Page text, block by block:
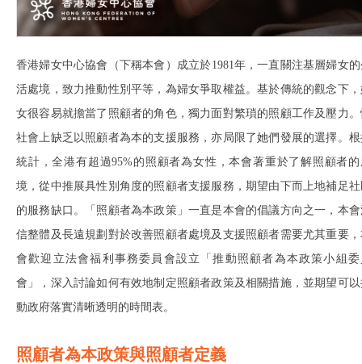
香港婦女中心協會（下稱本會）成立於1981年，一直關注基層婦女
活處境，致力推動性別平等，為婦女爭取權益。基於傳統的觀念下
女很容易就擔當了照顧者的角色，獨力面對繁瑣的照顧工作及壓力
社會上缺乏以照顧者為本的支援服務，亦局限了她們發展的選擇。
統計，全港有超過95%的照顧者為女性，本會著重於了解照顧者的
境，從中推展具性別角度的照顧者支援服務，期望由下而上地補足
的服務缺口。「照顧者為本政策」一直是本會的倡議方向之一，本
信整體及長遠規劃對於改善照顧者處境及支援照顧者需要尤其重要
會歡迎立法會福利事務委員會設立「推動照顧者為本政策小組委
會」，深入討論如何有效地制定照顧者政策及相關措施，並期望可
動政府落實清晰透明的時間表。
照顧者為本政策與照顧者定義